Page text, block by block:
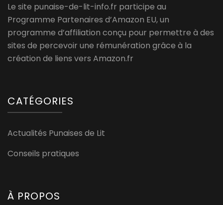
Le site punaise-de-lit-info.fr participe au
Programme Partenaires d’Amazon EU, un
programme d’affiliation conçu pour permettre à des
sites de percevoir une rémunération grâce à la
création de liens vers Amazon.fr
CATÉGORIES
Actualités Punaises de Lit
Conseils pratiques
À PROPOS